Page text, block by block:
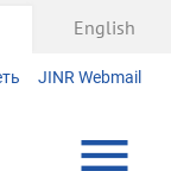
JINR Webmail
English